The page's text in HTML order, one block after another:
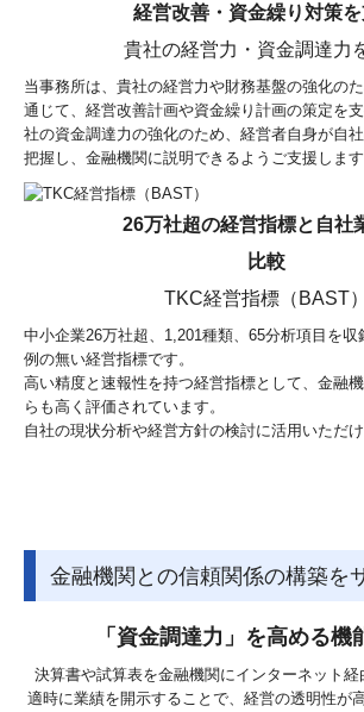
経営改善・資金繰り対策
貴社の経営力・資金調達力
当事務所は、貴社の経営力や財務基盤の強化の
通じて、経営改善計画や資金繰り計画の策定を
社の資金調達力の強化のため、経営者自身が自
把握し、金融機関に説明できるようご支援します
26万社超の経営指標と自社
比較
TKC経営指標（BAST）
中小企業26万社超、 1,201種類、65分析項目を
例の無い経営指標です。
高い精度と速報性を持つ経営指標として、金融
らも高く評価されています。
自社の現状分析や経営方針の検討に活用いただけ
金融機関との信頼関係の構築を
「資金調達力」を高める機
決算書や試算表を金融機関にインターネット経
適時に業績を開示することで、経営の透明性が